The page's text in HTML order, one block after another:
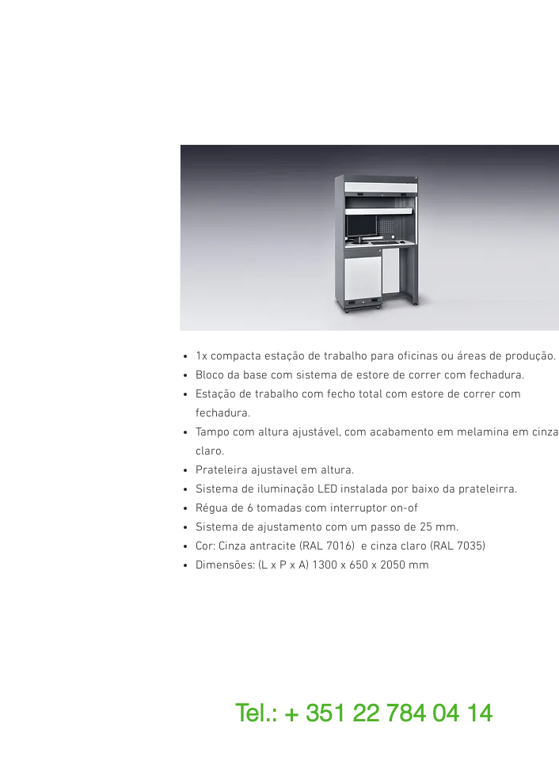
1x compacta estação de trabalho para oficinas ou áreas de produção.
Bloco da base com sistema de estore de correr com fechadura.
Estação de trabalho com fecho total com estore de correr com
fechadura.
Tampo com altura ajustável, com acabamento em melamina em cinza
claro.
Prateleira ajustavel em altura.
Sistema de iluminação LED instalada por baixo da prateleirra.
Régua de 6 tomadas com interruptor on-of
Sistema de ajustamento com um passo de 25 mm.
Cor: Cinza antracite (RAL 7016) e cinza claro (RAL 7035)
Dimensões: (L x P x A) 1300 x 650 x 2050 mm
Tel.: + 351 22 784 04 14